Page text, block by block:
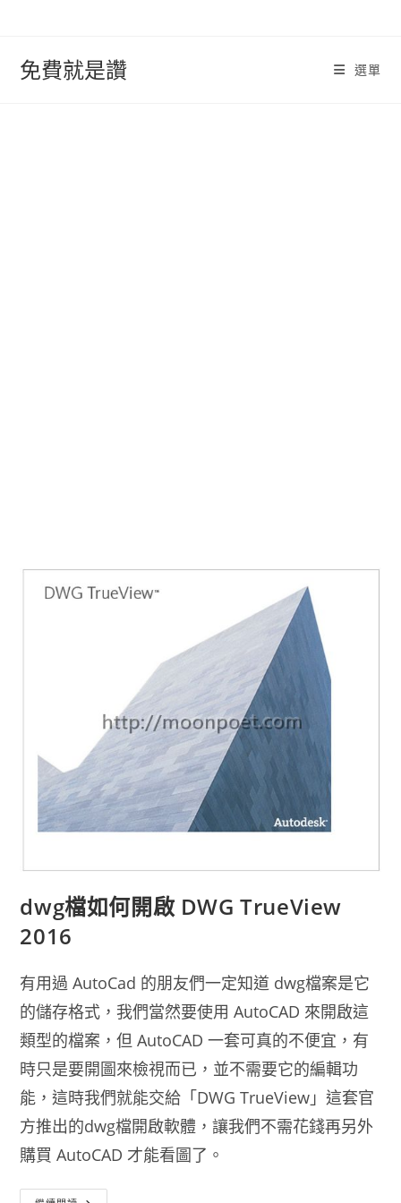
免費就是讚 選單
dwg檔如何開啟 DWG TrueView
2016
有用過 AutoCad 的朋友們一定知道 dwg檔案是它
的儲存格式，我們當然要使用 AutoCAD 來開啟這
類型的檔案，但 AutoCAD 一套可真的不便宜，有
時只是要開圖來檢視而已，並不需要它的編輯功
能，這時我們就能交給「DWG TrueView」這套官
方推出的dwg檔開啟軟體，讓我們不需花錢再另外
購買 AutoCAD 才能看圖了。